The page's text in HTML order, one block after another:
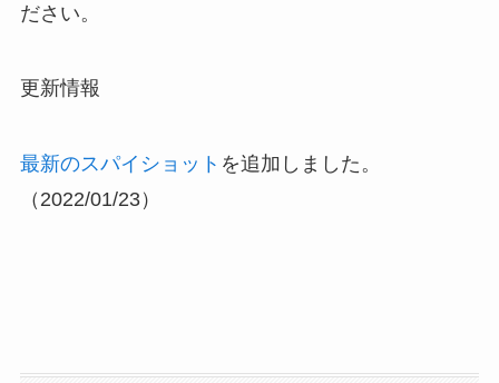
ださい。
更新情報
最新のスパイショット を追加しました。
（2022/01/23）